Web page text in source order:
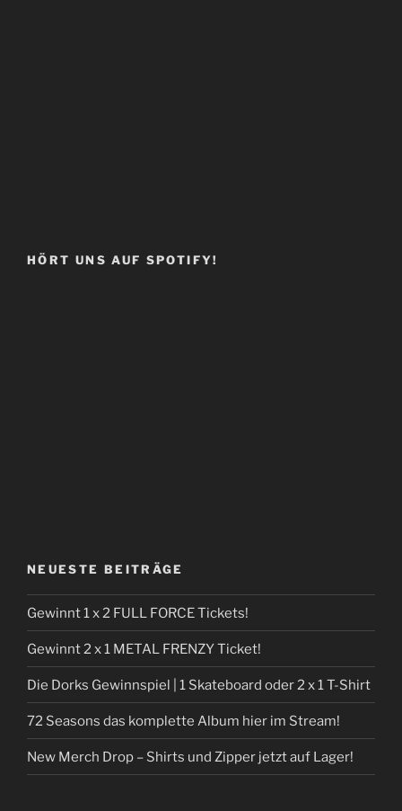
HÖRT UNS AUF SPOTIFY!
NEUESTE BEITRÄGE
Gewinnt 1 x 2 FULL FORCE Tickets!
Gewinnt 2 x 1 METAL FRENZY Ticket!
Die Dorks Gewinnspiel | 1 Skateboard oder 2 x 1 T-Shirt
72 Seasons das komplette Album hier im Stream!
New Merch Drop – Shirts und Zipper jetzt auf Lager!